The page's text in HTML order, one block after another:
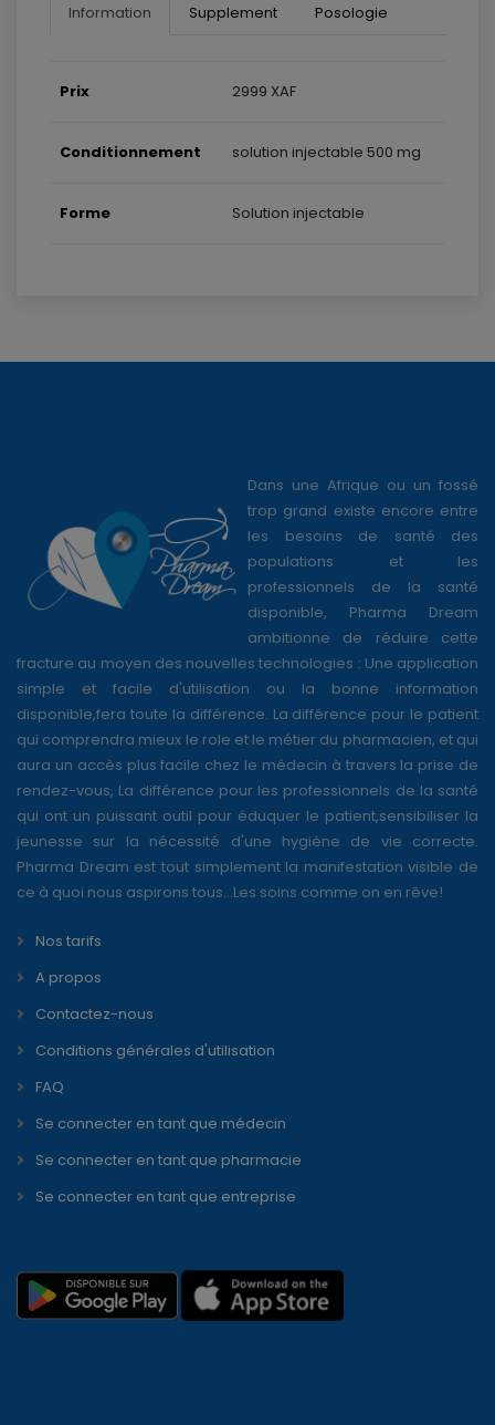
Information Supplement Posologie
Prix 2999 XAF
Conditionnement solution injectable 500 mg
Forme Solution injectable
Dans une Afrique ou un fossé
trop grand existe encore entre
les besoins de santé des
populations et les
professionnels de la santé
disponible, Pharma Dream
ambitionne de réduire cette
fracture au moyen des nouvelles technologies : Une application
simple et facile d'utilisation ou la bonne information
disponible,fera toute la différence. La différence pour le patient
qui comprendra mieux le role et le métier du pharmacien, et qui
aura un accès plus facile chez le médecin à travers la prise de
rendez-vous, La différence pour les professionnels de la santé
qui ont un puissant outil pour éduquer le patient,sensibiliser la
jeunesse sur la nécessité d'une hygiène de vie correcte.
Pharma Dream est tout simplement la manifestation visible de
ce à quoi nous aspirons tous...Les soins comme on en rêve!
Nos tarifs
A propos
Contactez-nous
Conditions générales d'utilisation
FAQ
Se connecter en tant que médecin
Se connecter en tant que pharmacie
Se connecter en tant que entreprise